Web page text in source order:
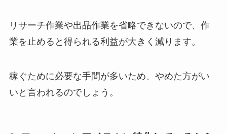
リサーチ作業や出品作業を省略できないので、作
業を止めると得られる利益が大きく減ります。
稼ぐために必要な手間が多いため、やめた方がい
いと言われるのでしょう。